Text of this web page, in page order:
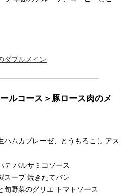
ダブルメイン
ルコース＞豚ロース肉のメ
ハムカプレーゼ、とうもろこし アス
テ バルサミコソース
スープ 焼きたてパン
旬野菜のグリエ トマトソース